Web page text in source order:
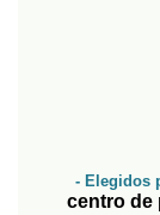
- Elegidos
centro de